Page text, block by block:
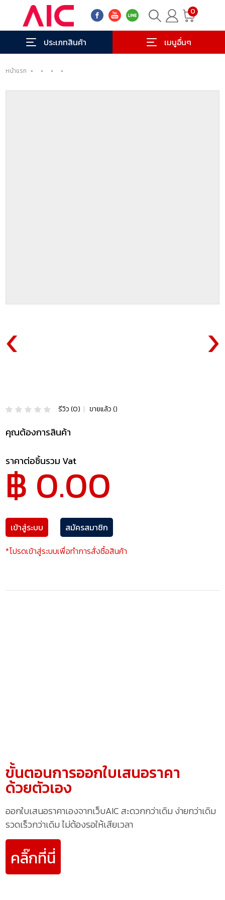
0
ประเภทสินค้า เมนูอื่นๆ
หน้าแรก • • • •
รีวิว (0) | ขายแล้ว ()
คุณต้องการสินค้า
ราคาต่อชิ้นรวม Vat
฿ 0.00
เข้าสู่ระบบ
สมัครสมาชิก
*โปรดเข้าสู่ระบบเพื่อทำการสั่งซื้อสินค้า
ขั้นตอนการออกใบเสนอราคา
ด้วยตัวเอง
ออกใบเสนอราคาเองจากเว็บAIC สะดวกกว่าเดิม ง่ายกว่าเดิม
รวดเร็วกว่าเดิม ไม่ต้องรอให้เสียเวลา
คลิ๊กที่นี่